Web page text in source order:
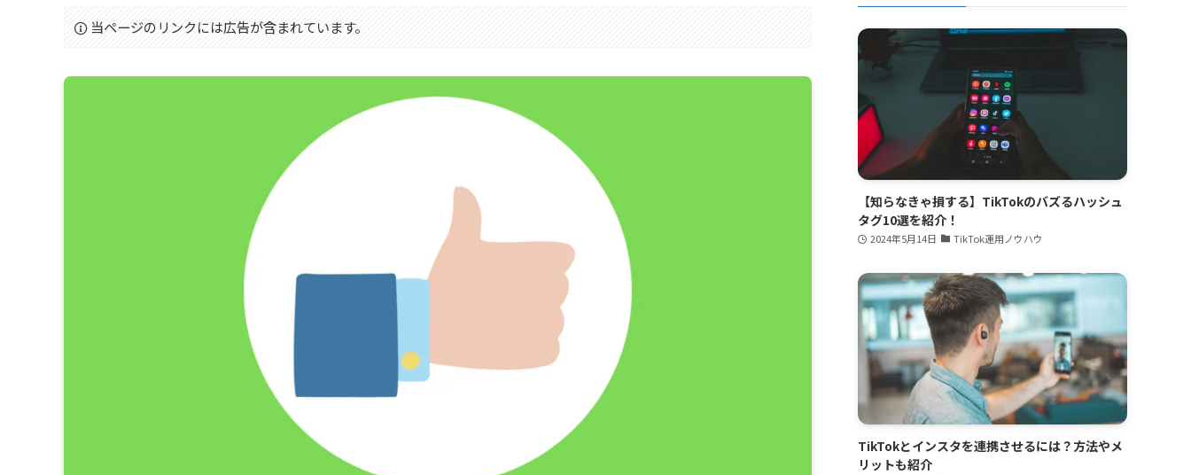
当ページのリンクには広告が含まれています。
【知らなきゃ損する】TikTokのバズるハッシュ
タグ10選を紹介！
2024年5月14日 TikTok運用ノウハウ
TikTokとインスタを連携させるには？方法やメ
リットも紹介